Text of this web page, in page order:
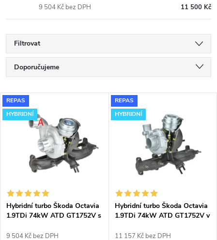
11 500 Kč
9 504 Kč bez DPH
Filtrovat
Ř
a
z
í
p
Doporučujeme
Nejdražší
Nejprodávanější
Abecedně
V
ý
s
p
REPAS
HYBRIDNÍ
Hybridní turbo Škoda Octavia
1.9TDi 74kW ATD GT1752V s
9 504 Kč bez DPH
REPAS
HYBRIDNÍ
Hybridní turbo Škoda Octavia
1.9TDi 74kW ATD GT1752V v
11 157 Kč bez DPH